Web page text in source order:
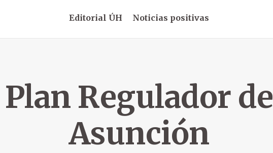
Editorial ÚH Noticias positivas
Plan Regulador de
Asunción